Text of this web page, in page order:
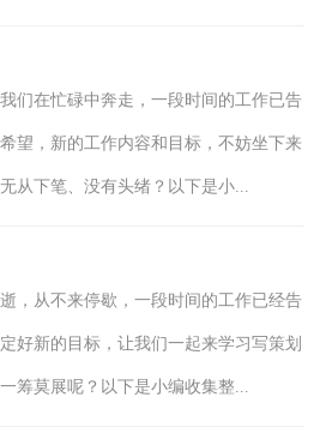
们在忙碌中奔走，一段时间的工作已告
望，新的工作内容和目标，不妨坐下来
从下笔、没有头绪？以下是小...
，从不来停歇，一段时间的工作已经告
好新的目标，让我们一起来学习写策划
筹莫展呢？以下是小编收集整...